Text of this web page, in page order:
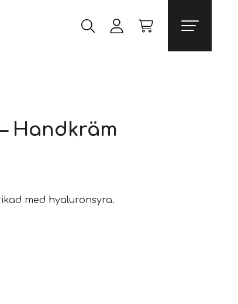
Handkräm
med hyaluronsyra.